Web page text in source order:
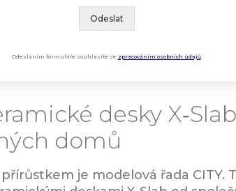
Odeslat
Odesláním formuláře souhlasíte se zpracováním osobních údajů.
desky
domů
je modelová řada